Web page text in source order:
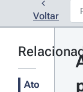
Voltar
Ato